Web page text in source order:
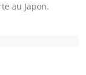
au Japon.